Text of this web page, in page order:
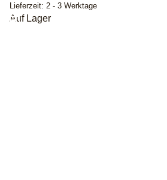
Lieferzeit: 2 - 3 Werktage
Auf Lager